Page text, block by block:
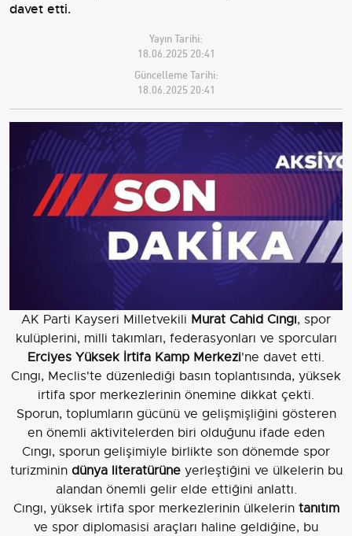
davet etti.
Yayın Tarihi:
18.06.2025 20:41
Güncelleme Tarihi:
18.06.2025 20:41
AK Parti Kayseri Milletvekili Murat Cahid Cıngı, spor
kulüplerini, milli takımları, federasyonları ve sporcuları
Erciyes Yüksek İrtifa Kamp Merkezi'ne davet etti.
Cıngı, Meclis'te düzenlediği basın toplantısında, yüksek
irtifa spor merkezlerinin önemine dikkat çekti.
Sporun, toplumların gücünü ve gelişmişliğini gösteren
en önemli aktivitelerden biri olduğunu ifade eden
Cıngı, sporun gelişimiyle birlikte son dönemde spor
turizminin dünya literatürüneyerleştiğini ve ülkelerin bu
alandan önemli gelir elde ettiğini anlattı.
Cıngı, yüksek irtifa spor merkezlerinin ülkelerin tanıtım
ve spor diplomasisi araçları haline geldiğine, bu